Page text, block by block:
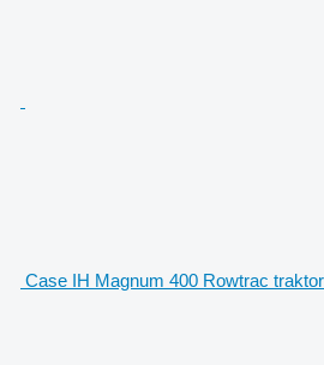
Case IH Magnum 400 Rowtrac traktor